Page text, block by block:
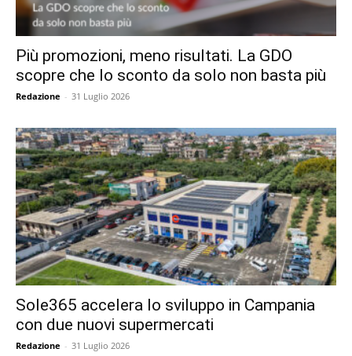
Più promozioni, meno risultati. La GDO
scopre che lo sconto da solo non basta più
Redazione - 31 Luglio 2026
Sole365 accelera lo sviluppo in Campania
con due nuovi supermercati
Redazione - 31 Luglio 2026